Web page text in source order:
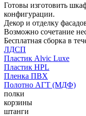
Готовы изготовить
конфигурации.
Декор и отделку
Возможно сочетание
Бесплатная сборка в
ЛДСП
Пластик Alvic Luxe
Пластик HPL
Пленка ПВХ
Полотно АГТ (МДФ)
полки
корзины
штанги